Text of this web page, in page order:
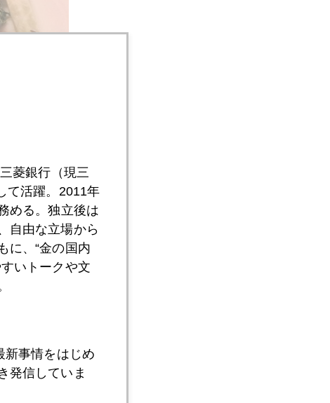
菱銀行（現三
て活躍。2011年
める。独立後は
自由な立場から
に、“金の国内
いトークや文
新事情をはじめ
発信していま